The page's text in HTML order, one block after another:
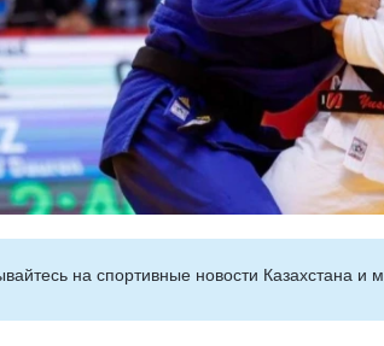
на cпортивные новости Казахстана и